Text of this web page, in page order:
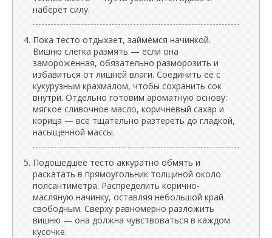
наберёт силу.
Пока тесто отдыхает, займёмся начинкой.
Вишню слегка размять — если она
замороженная, обязательно разморозить и
избавиться от лишней влаги. Соединить её с
кукурузным крахмалом, чтобы сохранить сок
внутри. Отдельно готовим ароматную основу:
мягкое сливочное масло, коричневый сахар и
корица — всё тщательно разтереть до гладкой,
насыщенной массы.
Подошедшее тесто аккуратно обмять и
раскатать в прямоугольник толщиной около
полсантиметра. Распределить корично-
масляную начинку, оставляя небольшой край
свободным. Сверху равномерно разложить
вишню — она должна чувствоваться в каждом
кусочке.